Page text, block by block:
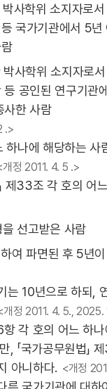
사학위 소지자로
국가기관에서 5년
사학위 소지자로
등 공인된 연구기관
사한 사람
.>
나에 해당하는 사
개정 2011. 4. 5 .>
제33조 각 호의 어
선고받은 사람
여 파면된 후 5년
는 10년으로 하되,
개정 2011. 4. 5., 2025.
각 호의 어느 하
, 「국가공무원법」
아니하다. <개정